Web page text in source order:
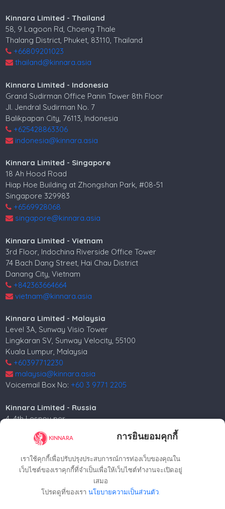
การยินยอมคุกกี้
เราใช้คุกกี้เพื่อปรับปรุงประสบการณ์การท่องเว็บของคุณใน
เว็บไซต์ของเราคุกกี้ที่จำเป็นเพื่อให้เว็บไซต์ทำงานจะเปิดอยู่
เสมอ
โปรดดูที่ของเรา นโยบายความเป็นส่วนตัว.
Kinnara Limited - Thailand
58, 9 Lagoon Rd, Choeng Thale
Thalang District, Phuket, 83110, Thailand
+66809201023
thailand@kinnara.asia
Kinnara Limited - Indonesia
Grand Sudirman Office Panin Tower 8th Floor
Jl. Jendral Sudirman No. 7
Balikpapan City, 76113, Indonesia
+625428863306
indonesia@kinnara.asia
Kinnara Limited - Singapore
18 Ah Hood Road
Hiap Hoe Building at Zhongshan Park, #08-51
Singapore 329983
+6569928068
singapore@kinnara.asia
Kinnara Limited - Vietnam
3rd Floor, Indochina Riverside Office Tower
74 Bach Dang Street, Hai Chau District
Danang City, Vietnam
+842363664664
vietnam@kinnara.asia
Kinnara Limited - Malaysia
Level 3A, Sunway Visio Tower
Lingkaran SV, Sunway Velocity, 55100
Kuala Lumpur, Malaysia
+60397712230
malaysia@kinnara.asia
Voicemail Box No:+60 3 9771 2205
Kinnara Limited - Russia
4, 4th Lesnoy per.
Moscow, 125047, Russia.
russia@kinnara.asia